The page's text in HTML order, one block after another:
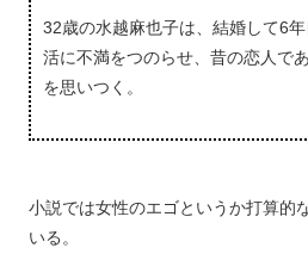
32歳の水越麻也子は、結婚して6
活に不満をつのらせ、昔の恋人で
を思いつく。
小説では女性のエゴというか打算的
いる。